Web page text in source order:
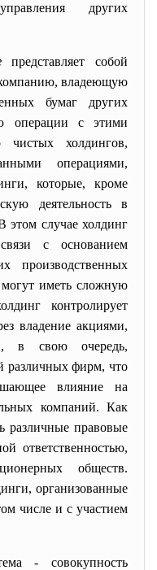
других
представляет собой
владеющую
бумаг других
операции с этими
холдингов,
операциями,
которые, кроме
деятельность в
этом случае холдинг
с основанием
производственных
иметь сложную
контролирует
владение акциями,
в свою очередь,
различных фирм, что
влияние на
компаний. Как
различные правовые
ответственностью,
обществ.
организованные
числе и с участием
- совокупность